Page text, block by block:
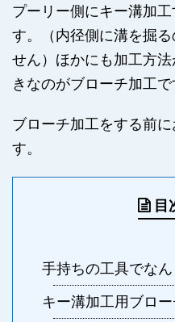
プーリー側にキー溝加
す。（内径側に溝を掘
せん）ほかにも加工方
きなのがブローチ加工で
ブローチ加工をする前
す。
目
手持ちの工具でな
キー溝加工用ブロー